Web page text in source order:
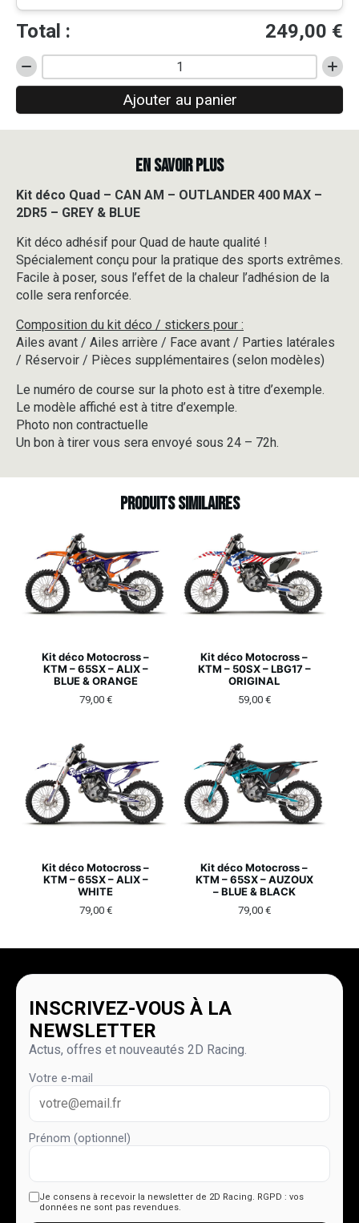
Total : 249,00 €
quantité
de
déco
Quad
-
OUTLANDER
MAX
-
2DR5
-
GREY
&
BLUE
Ajouter au panier
EN SAVOIR PLUS
Kit déco Quad – CAN AM – OUTLANDER 400 MAX –
2DR5 – GREY & BLUE
Kit déco adhésif pour Quad de haute qualité !
Spécialement conçu pour la pratique des sports extrêmes.
Facile à poser, sous l’effet de la chaleur l’adhésion de la
colle sera renforcée.
Composition du kit déco / stickers pour :
Ailes avant / Ailes arrière / Face avant / Parties latérales
/ Réservoir / Pièces supplémentaires (selon modèles)
Le numéro de course sur la photo est à titre d’exemple.
Le modèle affiché est à titre d’exemple.
Photo non contractuelle
Un bon à tirer vous sera envoyé sous 24 – 72h.
Produits similaires
Kit déco Motocross –
KTM – 65SX – ALIX –
BLUE & ORANGE
79,00 €
Kit déco Motocross –
KTM – 50SX – LBG17 –
ORIGINAL
59,00 €
Kit déco Motocross –
KTM – 65SX – ALIX –
WHITE
79,00 €
Kit déco Motocross –
KTM – 65SX – AUZOUX
– BLUE & BLACK
79,00 €
INSCRIVEZ-VOUS À LA
NEWSLETTER
Actus, offres et nouveautés 2D Racing.
Votre e-mail
Prénom (optionnel)
Je consens à recevoir la newsletter de 2D Racing. RGPD : vos
données ne sont pas revendues.